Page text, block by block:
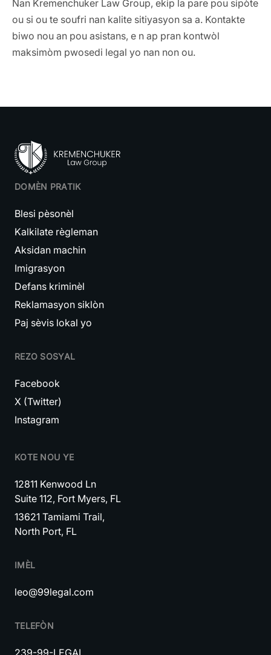
Nan Kremenchuker Law Group, ekip la pare pou sipòte
ou si ou te soufri nan kalite sitiyasyon sa a. Kontakte
biwo nou an pou asistans, e n ap pran kontwòl
maksimòm pwosedi legal yo nan non ou.
DOMÈN PRATIK
Blesi pèsonèl
Kalkilate règleman
Aksidan machin
Imigrasyon
Defans kriminèl
Reklamasyon siklòn
Paj sèvis lokal yo
REZO SOSYAL
Facebook
X (Twitter)
Instagram
KOTE NOU YE
12811 Kenwood Ln
Suite 112, Fort Myers, FL
13621 Tamiami Trail,
North Port, FL
IMÈL
leo@99legal.com
TELEFÒN
239-99-LEGAL